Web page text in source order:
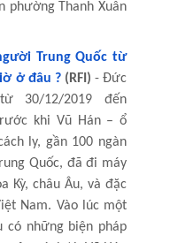
phường Thanh Xuân
Trung Quốc từ
ở đâu ?(RFI) - Đức
30/12/2019 đến
khi Vũ Hán – ổ
ly, gần 100 ngàn
Quốc, đã đi máy
Kỳ, châu Âu, và đặc
Nam. Vào lúc một
có những biện pháp